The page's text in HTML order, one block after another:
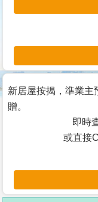
主
宅
谷
按
客
新居屋按揭，準業主
贈。
即時
或直接